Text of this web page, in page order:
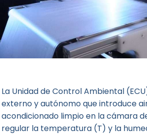
La Unidad de Control Ambiental
externo y autónomo que introduce
acondicionado limpio en la cámara
regular la temperatura (T) y la